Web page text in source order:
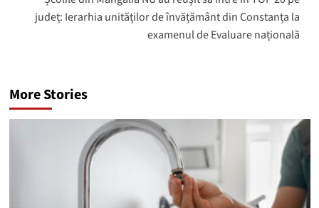
județ: Ierarhia unităților de învățământ din Constanța la
examenul de Evaluare națională
More Stories